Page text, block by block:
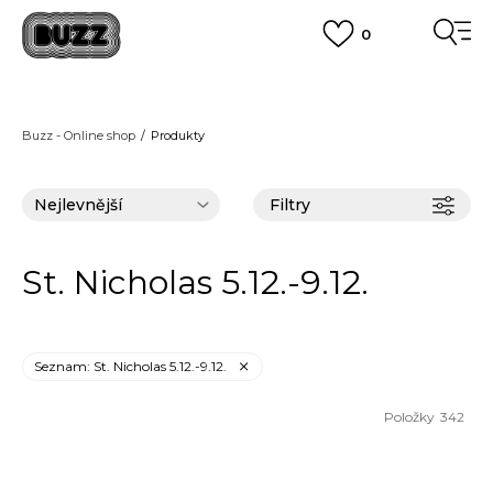
0
pro objednávky nad 2.500 Kč
Buzz - Online shop Produkty
Filtry
St. Nicholas 5.12.-9.12.
Seznam: St. Nicholas 5.12.-9.12.
342
Položky